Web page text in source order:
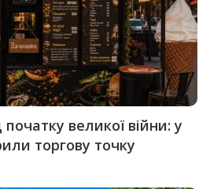
великої війни: у
торгову точку